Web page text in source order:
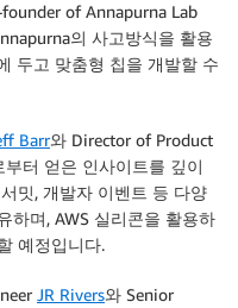
of Annapurna Lab
의 사고방식을 활용
두고 맞춤형 칩을 개발할 수
Barr와 Director of Product
부터 얻은 인사이트를 깊이
밋, 개발자 이벤트 등 다양
하며, AWS 실리콘을 활용하
예정입니다.
JR Rivers와 Senior